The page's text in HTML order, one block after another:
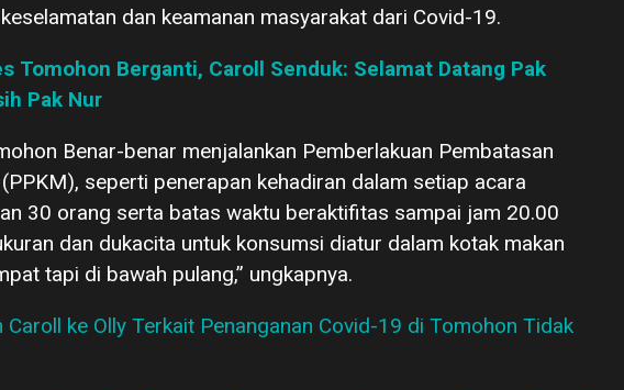
dan keamanan masyarakat dari Covid-19.
Tomohon Berganti, Caroll Senduk: Selamat Datang Pak
Pak Nur
Benar-benar menjalankan Pemberlakuan Pembatasan
seperti penerapan kehadiran dalam setiap acara
30 orang serta batas waktu beraktifitas sampai jam 20.00
dan dukacita untuk konsumsi diatur dalam kotak makan
tapi di bawah pulang,” ungkapnya.
Caroll ke Olly Terkait Penanganan Covid-19 di Tomohon Tidak